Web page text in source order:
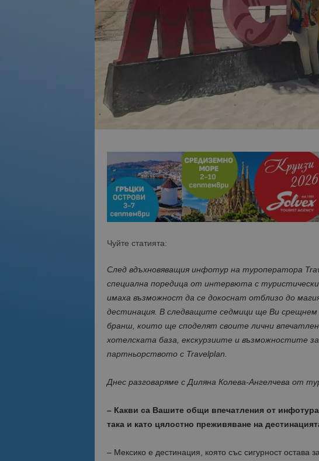
Чуйте статията:
След вдъхновяващия инфотур на туроператора
специална поредица от интервюта с
имаха възможност да се докоснат отблизо до
дестинация. В следващите седмици ще Ви
бранш, които ще споделят своите лични
хотелската база, екскурзиите и възможностите
партньорството с Travelplan.
Днес разговаряме с Диляна Колева-Ангелчева от
– Какви са Вашите общи впечатления от
така и като цялостно преживяване на
– Мексико е дестинация, която със сигурност остава